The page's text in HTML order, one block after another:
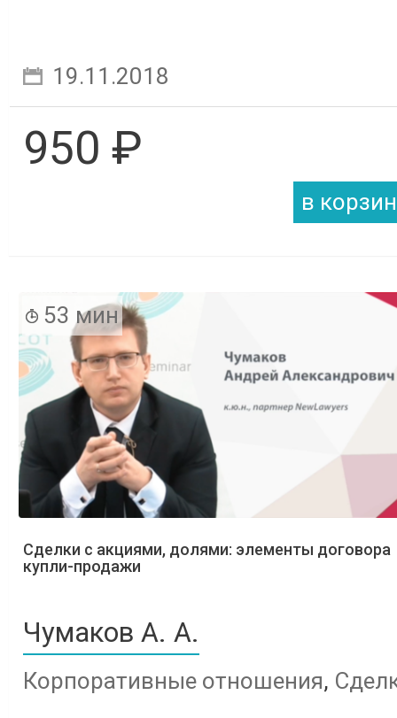
19.11.2018
950 ₽
53 мин
Сделки с акциями, долями: элементы договора
купли-продажи
Чумаков А. А.
Корпоративные отношения,